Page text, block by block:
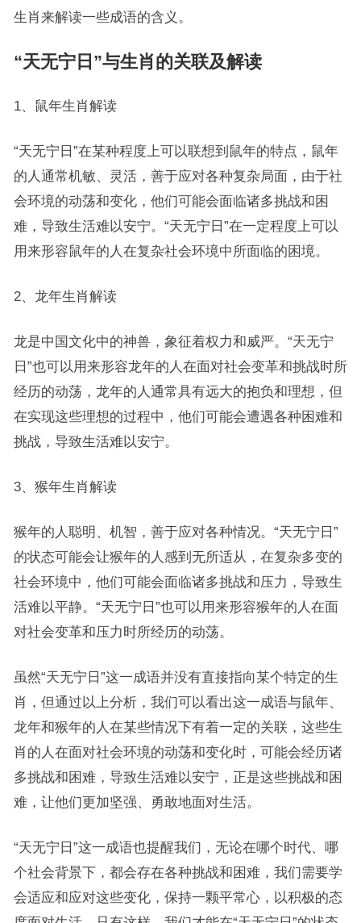
生肖来解读一些成语的含义。
“天无宁日”与生肖的关联及解读
1、鼠年生肖解读
“天无宁日”在某种程度上可以联想到鼠年的特点，鼠年
的人通常机敏、灵活，善于应对各种复杂局面，由于社
会环境的动荡和变化，他们可能会面临诸多挑战和困
难，导致生活难以安宁。“天无宁日”在一定程度上可以
用来形容鼠年的人在复杂社会环境中所面临的困境。
2、龙年生肖解读
龙是中国文化中的神兽，象征着权力和威严。“天无宁
日”也可以用来形容龙年的人在面对社会变革和挑战时所
经历的动荡，龙年的人通常具有远大的抱负和理想，但
在实现这些理想的过程中，他们可能会遭遇各种困难和
挑战，导致生活难以安宁。
3、猴年生肖解读
猴年的人聪明、机智，善于应对各种情况。“天无宁日”
的状态可能会让猴年的人感到无所适从，在复杂多变的
社会环境中，他们可能会面临诸多挑战和压力，导致生
活难以平静。“天无宁日”也可以用来形容猴年的人在面
对社会变革和压力时所经历的动荡。
虽然“天无宁日”这一成语并没有直接指向某个特定的生
肖，但通过以上分析，我们可以看出这一成语与鼠年、
龙年和猴年的人在某些情况下有着一定的关联，这些生
肖的人在面对社会环境的动荡和变化时，可能会经历诸
多挑战和困难，导致生活难以安宁，正是这些挑战和困
难，让他们更加坚强、勇敢地面对生活。
“天无宁日”这一成语也提醒我们，无论在哪个时代、哪
个社会背景下，都会存在各种挑战和困难，我们需要学
会适应和应对这些变化，保持一颗平常心，以积极的态